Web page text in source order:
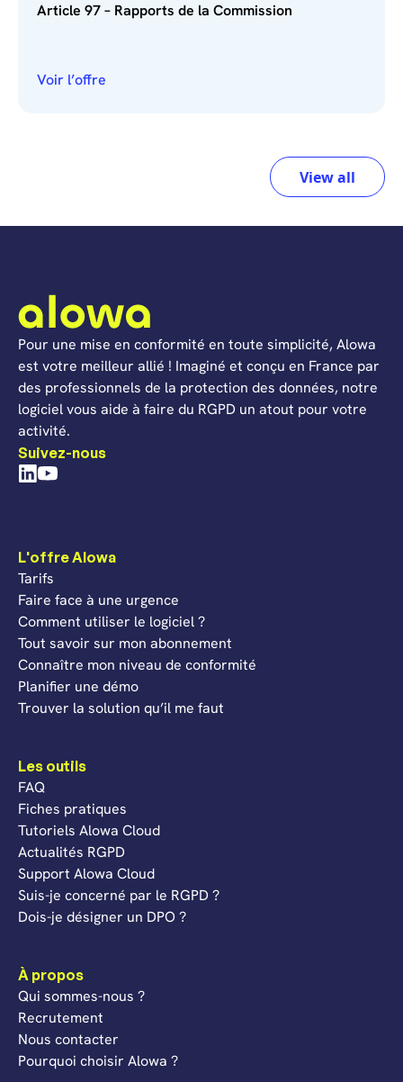
Article 97 – Rapports de la Commission
Voir l’offre
View all
Pour une mise en conformité en toute simplicité, Alowa
est votre meilleur allié ! Imaginé et conçu en France par
des professionnels de la protection des données, notre
logiciel vous aide à faire du RGPD un atout pour votre
activité.
Suivez-nous
L'offre Alowa
Tarifs
Faire face à une urgence
Comment utiliser le logiciel ?
Tout savoir sur mon abonnement
Connaître mon niveau de conformité
Planifier une démo
Trouver la solution qu’il me faut
Les outils
FAQ
Fiches pratiques
Tutoriels Alowa Cloud
Actualités RGPD
Support Alowa Cloud
Suis-je concerné par le RGPD ?
Dois-je désigner un DPO ?
À propos
Qui sommes-nous ?
Recrutement
Nous contacter
Pourquoi choisir Alowa ?